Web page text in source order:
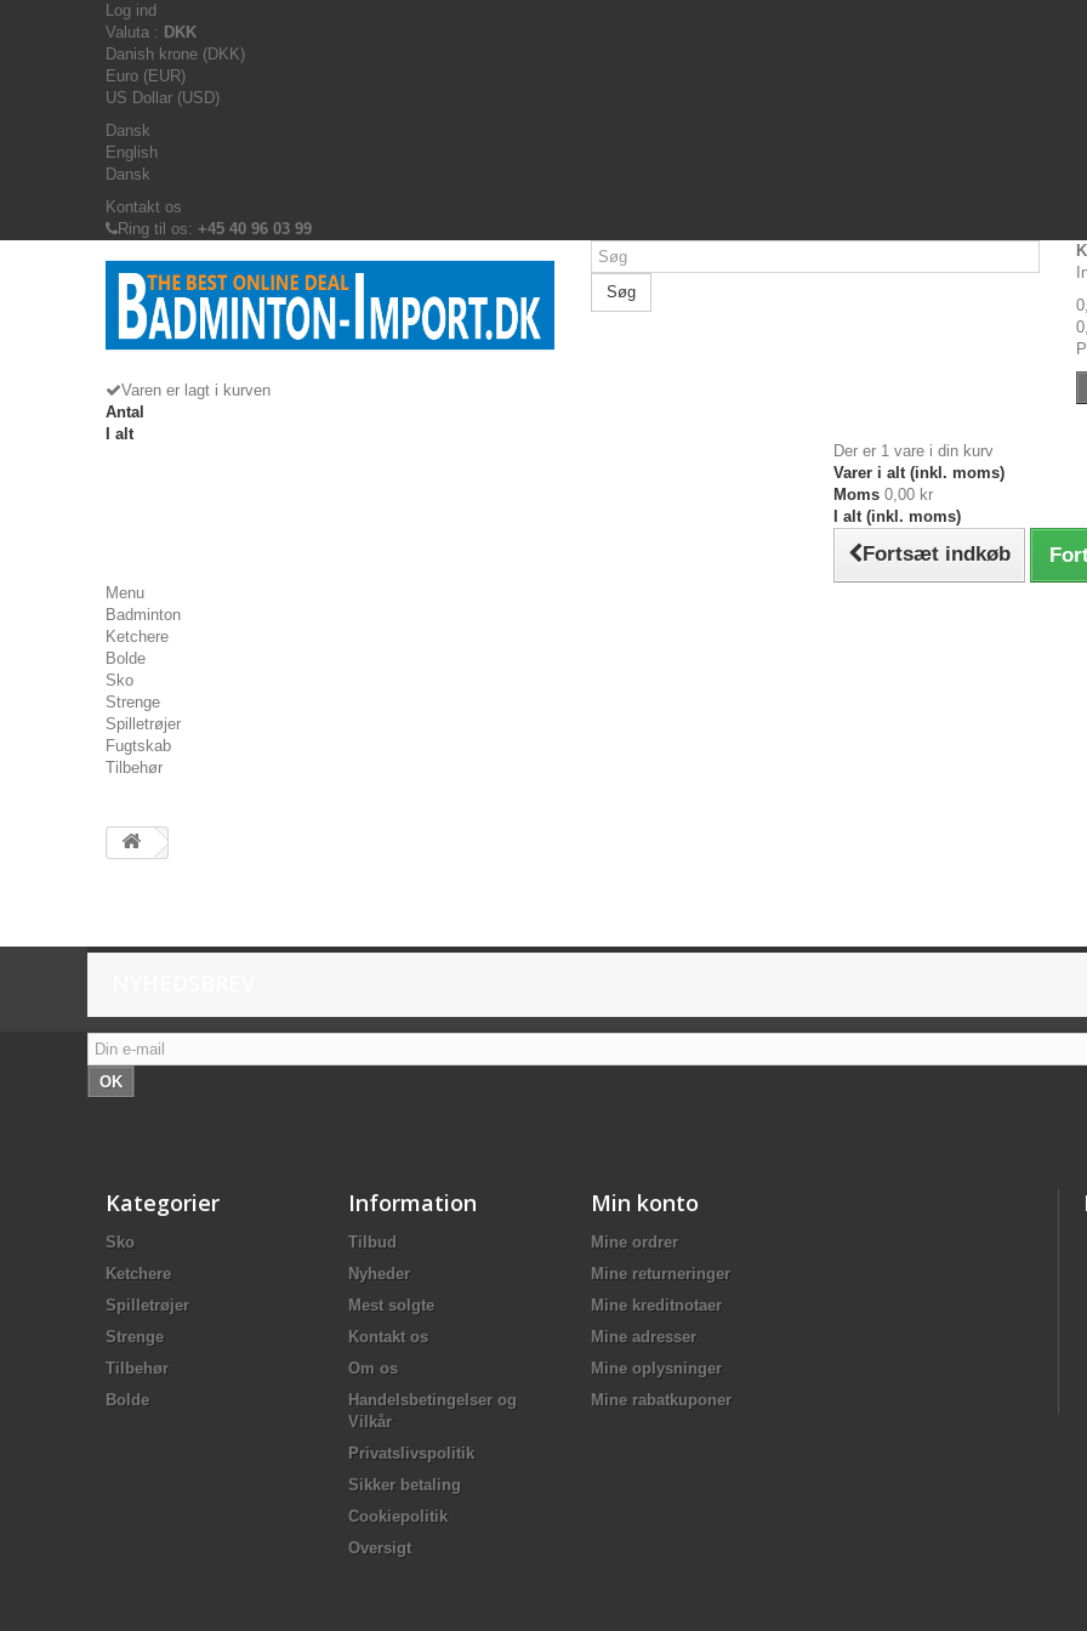
Log ind
Valuta : DKK
Danish krone (DKK)
Euro (EUR)
US Dollar (USD)
Dansk
English
Dansk
Kontakt os
Ring til os: +45 40 96 03 99
Søg
Varen er lagt i kurven
Antal
I alt
Der er 1 vare i din kurv
Varer i alt (inkl. moms)
Moms 0,00 kr
I alt (inkl. moms)
Fortsæt indkøb
Menu
Badminton
Ketchere
Bolde
Sko
Strenge
Spilletrøjer
Fugtskab
Tilbehør
OK
Kategorier
Sko
Ketchere
Spilletrøjer
Strenge
Tilbehør
Bolde
Information
Tilbud
Nyheder
Mest solgte
Kontakt os
Om os
Handelsbetingelser og
Vilkår
Privatslivspolitik
Sikker betaling
Cookiepolitik
Oversigt
Min konto
Mine ordrer
Mine returneringer
Mine kreditnotaer
Mine adresser
Mine oplysninger
Mine rabatkuponer